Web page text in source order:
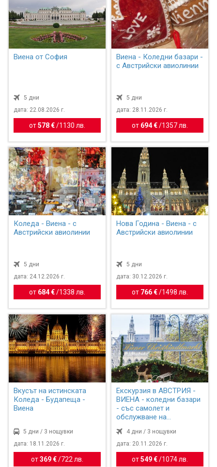
Виена от София
5 дни
дата: 22.08.2026 г.
от578 € / 1130 лв.
Виена - Коледни базари -
с Австрийски авиолинии
5 дни
дата: 28.11.2026 г.
от 694 €/ 1357 лв.
Коледа - Виена - с
Австрийски авиолинии
5 дни
дата: 24.12.2026 г.
от 684 € / 1338 лв.
Нова Година - Виена - с
Австрийски авиолинии
5 дни
дата: 30.12.2026 г.
от 766 €/ 1498 лв.
Вкусът на истинската
Коледа - Будапеща -
Виена
5 дни / 3 нощувки
дата: 18.11.2026 г.
от369 € / 722 лв.
Екскурзия в АВСТРИЯ -
ВИЕНА - коледни базари
- със самолет и
обслужване на
4 дни / 3 нощувки
дата: 20.11.2026 г.
от549 €/ 1074 лв.